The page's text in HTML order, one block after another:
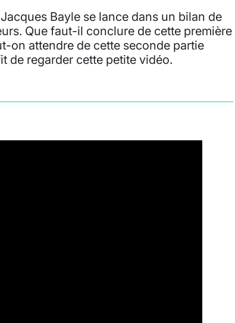
Bayle se lance dans un bilan de
Que faut-il conclure de cette première
on attendre de cette seconde partie
de regarder cette petite vidéo.